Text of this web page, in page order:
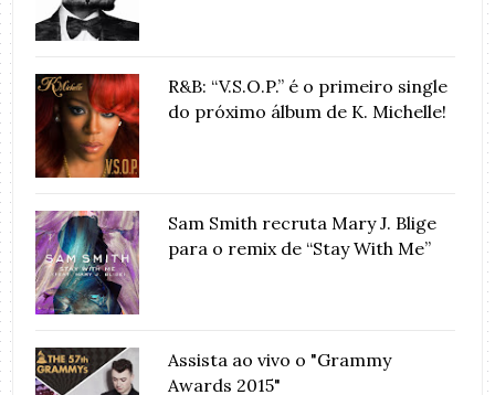
R&B: “V.S.O.P.” é o primeiro single
do próximo álbum de K. Michelle!
Sam Smith recruta Mary J. Blige
para o remix de “Stay With Me”
Assista ao vivo o "Grammy
Awards 2015"